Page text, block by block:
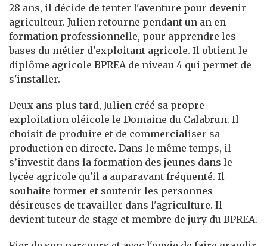
28 ans, il décide de tenter l'aventure pour devenir
agriculteur. Julien retourne pendant un an en
formation professionnelle, pour apprendre les
bases du métier d'exploitant agricole. Il obtient le
diplôme agricole BPREA de niveau 4 qui permet de
s'installer.
Deux ans plus tard, Julien créé sa propre
exploitation oléicole le Domaine du Calabrun. Il
choisit de produire et de commercialiser sa
production en directe. Dans le même temps, il
s’investit dans la formation des jeunes dans le
lycée agricole qu'il a auparavant fréquenté. Il
souhaite former et soutenir les personnes
désireuses de travailler dans l'agriculture. Il
devient tuteur de stage et membre de jury du BPREA.